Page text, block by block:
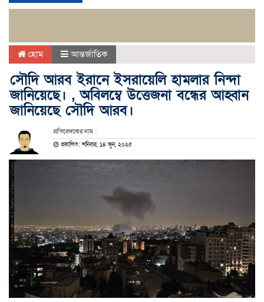
হোম আন্তর্জাতিক
সৌদি আরব ইরানে ইসরায়েলি হামলার নিন্দা
জানিয়েছে। , অবিলম্বে উত্তেজনা বন্ধের আহ্বান
জানিয়েছে সৌদি আরব।
প্রতিবেদকের নাম :
প্রকাশিত: শনিবার, ১৪ জুন, ২০২৫